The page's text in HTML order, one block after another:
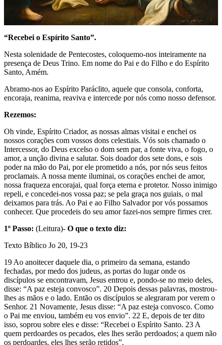
“Recebei o Espírito Santo”.
Nesta solenidade de Pentecostes, coloquemo-nos inteiramente na
presença de Deus Trino. Em nome do Pai e do Filho e do Espírito
Santo, Amém.
Abramo-nos ao Espírito Paráclito, aquele que consola, conforta,
encoraja, reanima, reaviva e intercede por nós como nosso defensor.
Rezemos:
Oh vinde, Espírito Criador, as nossas almas visitai e enchei os
nossos corações com vossos dons celestiais. Vós sois chamado o
Intercessor, do Deus excelso o dom sem par, a fonte viva, o fogo, o
amor, a unção divina e salutar. Sois doador dos sete dons, e sois
poder na mão do Pai, por ele prometido a nós, por nós seus feitos
proclamais. A nossa mente iluminai, os corações enchei de amor,
nossa fraqueza encorajai, qual força eterna e protetor. Nosso inimigo
repeli, e concedei-nos vossa paz; se pela graça nos guiais, o mal
deixamos para trás. Ao Pai e ao Filho Salvador por vós possamos
conhecer. Que procedeis do seu amor fazei-nos sempre firmes crer.
1º Passo: (Leitura)- O que o texto diz:
Texto Bíblico Jo 20, 19-23
19 Ao anoitecer daquele dia, o primeiro da semana, estando
fechadas, por medo dos judeus, as portas do lugar onde os
discípulos se encontravam, Jesus entrou e, pondo-se no meio deles,
disse: “A paz esteja convosco”. 20 Depois dessas palavras, mostrou-
lhes as mãos e o lado. Então os discípulos se alegraram por verem o
Senhor. 21 Novamente, Jesus disse: “A paz esteja convosco. Como
o Pai me enviou, também eu vos envio”. 22 E, depois de ter dito
isso, soprou sobre eles e disse: “Recebei o Espírito Santo. 23 A
quem perdoardes os pecados, eles lhes serão perdoados; a quem não
os perdoardes, eles lhes serão retidos”.